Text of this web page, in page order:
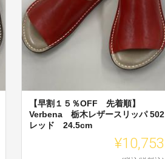
【早割１５％OFF 先着順】
Verbena 栃木レザースリッパ 502
レッド 24.5cm
¥10,753